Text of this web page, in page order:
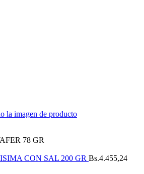
78 GR
CON SAL 200 GR Bs.4.455,24